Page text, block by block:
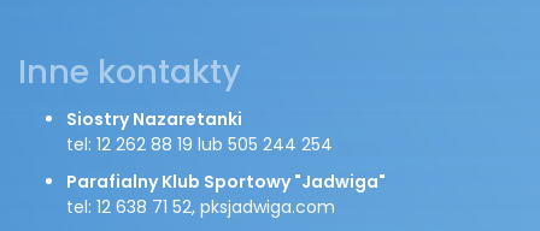
Inne kontakty
Siostry Nazaretanki
tel: 12 262 88 19 lub 505 244 254
Parafialny Klub Sportowy "Jadwiga"
tel: 12 638 71 52, pksjadwiga.com